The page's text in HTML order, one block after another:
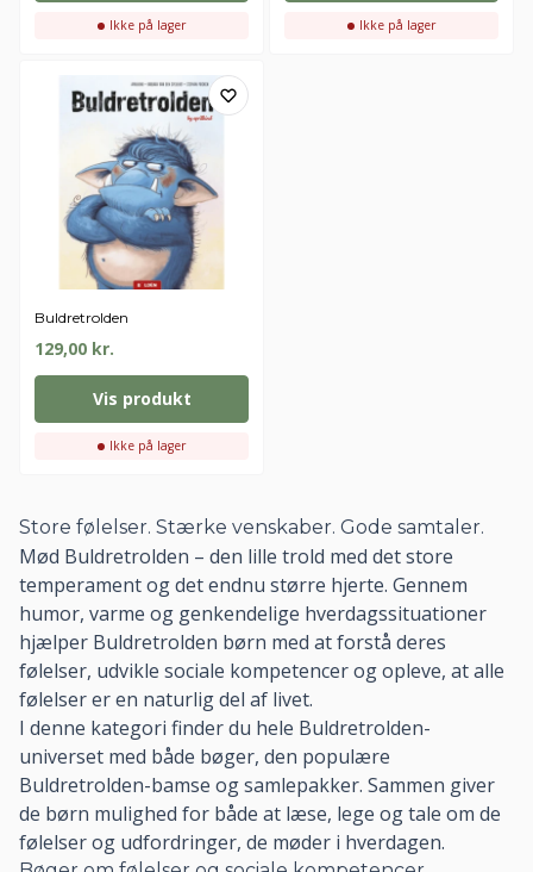
Ikke på lager Ikke på lager
Buldretrolden
129,00 kr.
Vis produkt
Ikke på lager
Store følelser. Stærke venskaber. Gode samtaler.
Mød Buldretrolden – den lille trold med det store
temperament og det endnu større hjerte. Gennem
humor, varme og genkendelige hverdagssituationer
hjælper Buldretrolden børn med at forstå deres
følelser, udvikle sociale kompetencer og opleve, at alle
følelser er en naturlig del af livet.
I denne kategori finder du hele Buldretrolden-
universet med både bøger, den populære
Buldretrolden-bamse og samlepakker. Sammen giver
de børn mulighed for både at læse, lege og tale om de
følelser og udfordringer, de møder i hverdagen.
Få 10% rabat på din
første ordre over
399,-
Tilmeld dig nyhedsbrevet,
godbidder om alt fra sansestimulering til uro i
kroppen.
Giv mig rabatkoden nu!
(Du kan altid trække dit samtykke tilbage.
Læs mere i vorespersondatapolitik.)